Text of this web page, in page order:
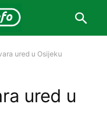
ured u Osijeku
ured u